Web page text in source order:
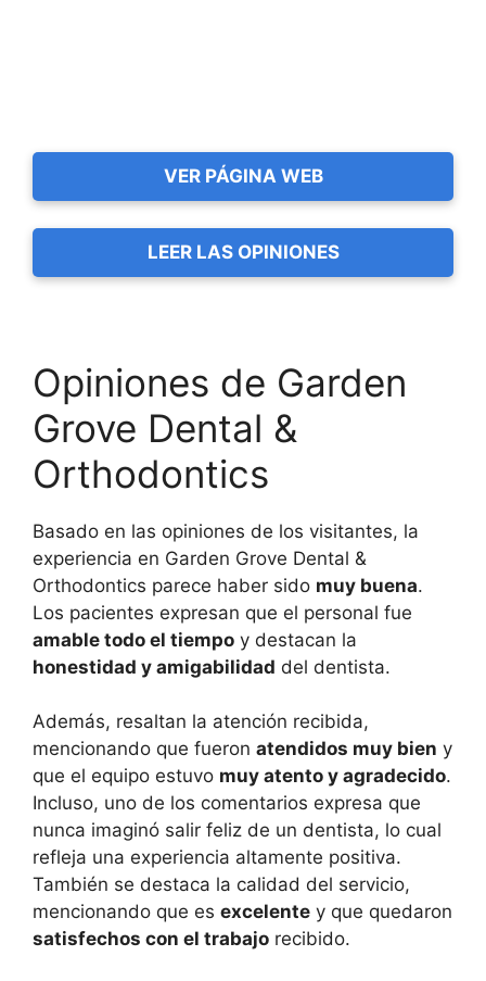
VER PÁGINA WEB
LEER LAS OPINIONES
Opiniones de Garden
Grove Dental &
Orthodontics
Basado en las opiniones de los visitantes, la
experiencia en Garden Grove Dental &
Orthodontics parece haber sido muy buena.
Los pacientes expresan que el personal fue
amable todo el tiempo y destacan la
honestidad y amigabilidad del dentista.
Además, resaltan la atención recibida,
mencionando que fueron atendidos muy bien y
que el equipo estuvo muy atento y agradecido.
Incluso, uno de los comentarios expresa que
nunca imaginó salir feliz de un dentista, lo cual
refleja una experiencia altamente positiva.
También se destaca la calidad del servicio,
mencionando que es excelente y que quedaron
satisfechos con el trabajo recibido.